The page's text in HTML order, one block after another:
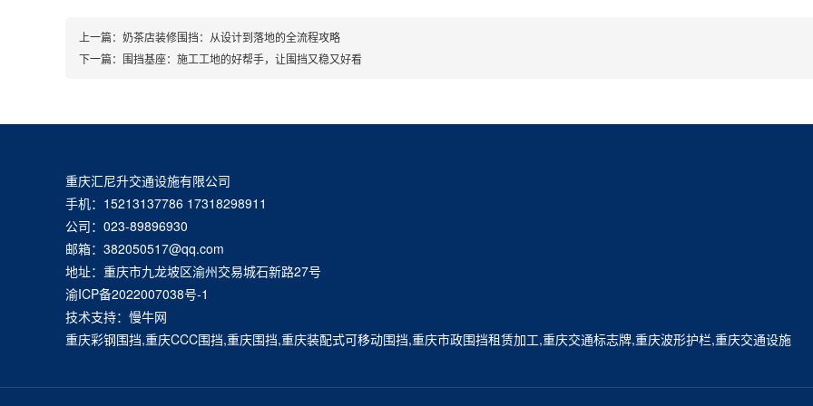
上一篇： 奶茶店装修围挡：从设计到落地的全流程攻略
下一篇： 围挡基座：施工工地的好帮手，让围挡又稳又好看
重庆汇尼升交通设施有限公司
手机：15213137786 17318298911
公司：023-89896930
邮箱：382050517@qq.com
地址：重庆市九龙坡区渝州交易城石新路27号
渝ICP备2022007038号-1
技术支持：慢牛网
重庆彩钢围挡,重庆CCC围挡,重庆围挡,重庆装配式可移动围挡,重庆市政围挡租赁加工,重庆交通标志牌,重庆波形护栏,重庆交通设施